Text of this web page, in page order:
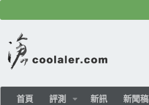
首頁 評測 新訊 新聞稿